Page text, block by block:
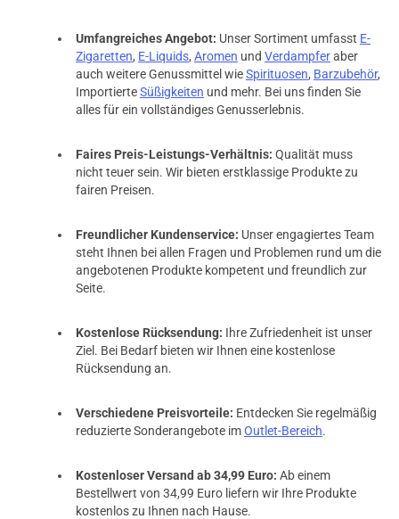
Umfangreiches Angebot: Unser Sortiment umfasst E-
Zigaretten, E-Liquids, Aromen und Verdampferaber
auch weitere Genussmittel wieSpirituosen, Barzubehör,
ImportierteSüßigkeiten und mehr. Bei uns finden Sie
alles für ein vollständiges Genusserlebnis.
Faires Preis-Leistungs-Verhältnis: Qualität muss
nicht teuer sein. Wir bieten erstklassige Produkte zu
fairen Preisen.
Freundlicher Kundenservice: Unser engagiertes Team
steht Ihnen bei allen Fragen und Problemen rund um die
angebotenen Produkte kompetent und freundlich zur
Seite.
Kostenlose Rücksendung: Ihre Zufriedenheit ist unser
Ziel. Bei Bedarf bieten wir Ihnen eine kostenlose
Rücksendung an.
Verschiedene Preisvorteile: Entdecken Sie regelmäßig
reduzierte Sonderangebote imOutlet-Bereich.
Kostenloser Versand ab 34,99 Euro: Ab einem
Bestellwert von 34,99 Euro liefern wir Ihre Produkte
kostenlos zu Ihnen nach Hause.